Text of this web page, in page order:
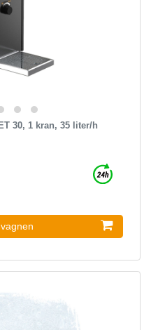
30, 1 kran, 35 liter/h